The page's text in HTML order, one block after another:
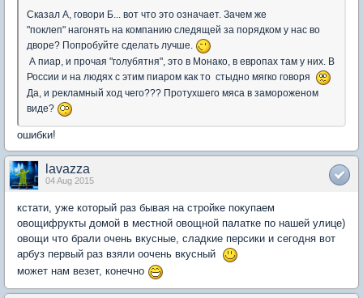
Сказал А, говори Б... вот что это означает. Зачем же
"поклеп" нагонять на компанию следящей за порядком у нас во
дворе? Попробуйте сделать лучше.
А пиар, и прочая "голубятня", это в Монако, в европах там у них. В
России и на людях с этим пиаром как то стыдно мягко говоря
Да, и рекламный ход чего??? Протухшего мяса в замороженом
виде?
ошибки!
lavazza
04 Aug 2015
кстати, уже который раз бывая на стройке покупаем
овощифрукты домой в местной овощной палатке по нашей улице)
овощи что брали очень вкусные, сладкие персики и сегодня вот
арбуз первый раз взяли оочень вкусный
может нам везет, конечно